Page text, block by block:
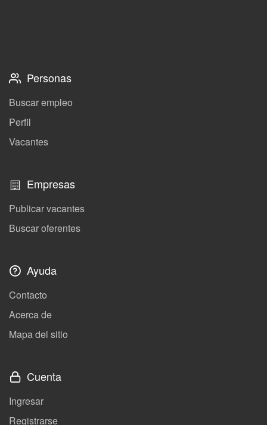
Personas
Buscar empleo
Perfil
Vacantes
Empresas
Publicar vacantes
Buscar oferentes
Ayuda
Contacto
Acerca de
Mapa del sitio
Cuenta
Ingresar
Registrarse